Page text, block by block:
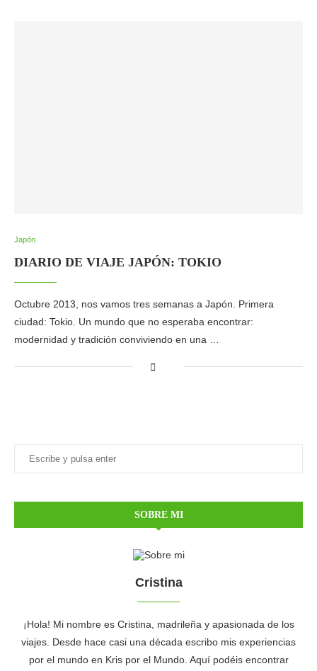
Japón
DIARIO DE VIAJE JAPÓN: TOKIO
Octubre 2013, nos vamos tres semanas a Japón. Primera
ciudad: Tokio. Un mundo que no esperaba encontrar:
modernidad y tradición conviviendo en una …
SOBRE MI
Cristina
¡Hola! Mi nombre es Cristina, madrileña y apasionada de los
viajes. Desde hace casi una década escribo mis experiencias
por el mundo en Kris por el Mundo. Aquí podéis encontrar